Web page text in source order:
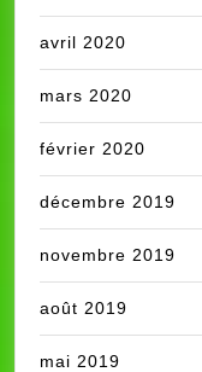
avril 2020
mars 2020
février 2020
décembre 2019
novembre 2019
août 2019
mai 2019